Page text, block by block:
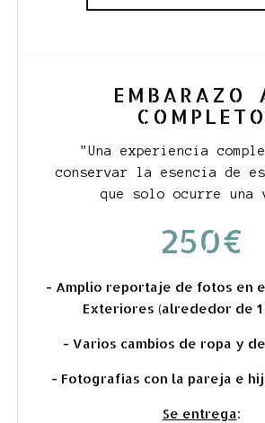
EMBARAZO
COMPLETO
"Una experiencia
conservar la esencia de
que solo ocurre una
250€
- Amplio reportaje de fotos en
Exteriores (alrededor de 1
- Varios cambios de ropa y
- Fotografías con la pareja e
Se entrega: